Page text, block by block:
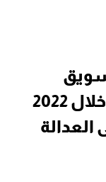
الهرمي” أسقط 438 ضحية خلال 2022